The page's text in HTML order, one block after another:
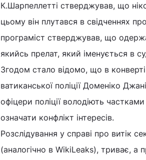
К.Шарпеллетті стверджував, що
цьому він плутався в свідченнях
програміст стверджував, що
якийсь прелат, який іменується в
Згодом стало відомо, що в
ватиканської поліції Доменіко
офіцери поліції володіють
означати конфлікт інтересів.
Розслідування у справі про витік
(аналогічно в WikiLeaks), триває,